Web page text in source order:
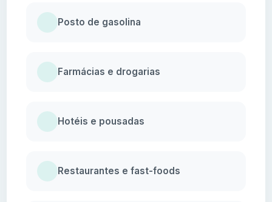
Posto de gasolina
Farmácias e drogarias
Hotéis e pousadas
Restaurantes e fast-foods